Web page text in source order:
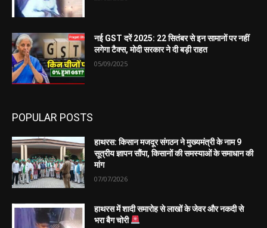
नई GST दरें 2025: 22 सितंबर से इन सामानों पर नहीं
लगेगा टैक्स, मोदी सरकार ने दी बड़ी राहत
05/09/2025
POPULAR POSTS
हाथरस: किसान मजदूर संगठन ने मुख्यमंत्री के नाम 9
सूत्रीय ज्ञापन सौंपा, किसानों की समस्याओं के समाधान की
मांग
07/07/2026
हाथरस में शादी समारोह से लाखों के जेवर और नकदी से
भरा बैग चोरी